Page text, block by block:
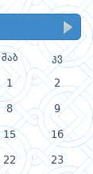
შაბ კვ
1 2
8 9
15 16
22 23